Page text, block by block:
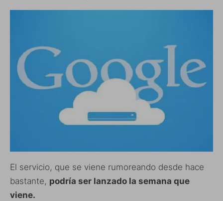
El servicio, que se viene rumoreando desde hace
bastante, podría ser lanzado la semana que
viene.